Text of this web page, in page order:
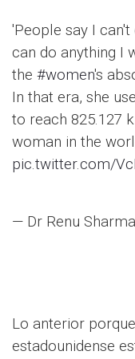
'People say I
can do anything I
the #women's
In that era, she
to reach 825.127
woman in the
pic.twitter.com/
— Dr Renu
Lo anterior
estadounidense